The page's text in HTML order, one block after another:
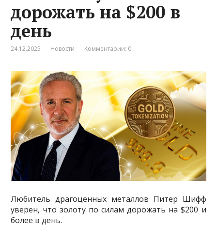
дорожать на $200 в
день
24.12.2025 Новости Комментарии: 0
Любитель драгоценных металлов Питер Шифф
уверен, что золоту по силам дорожать на $200 и
более в день.